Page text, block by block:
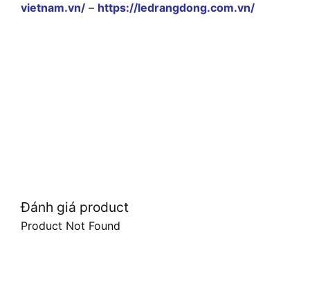
vietnam.vn/ – https://ledrangdong.com.vn/
Đánh giá product
Product Not Found